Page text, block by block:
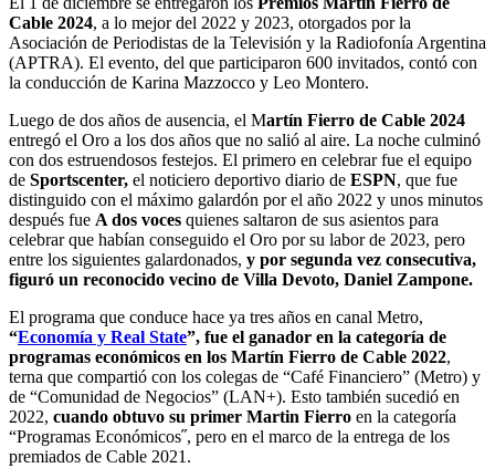
Cable 2024, a lo mejor del 2022 y 2023, otorgados por la
Asociación de Periodistas de la Televisión y la Radiofonía Argentina
(APTRA). El evento, del que participaron 600 invitados, contó con
la conducción de Karina Mazzocco y Leo Montero.
Luego de dos años de ausencia, el Martín Fierro de Cable 2024
entregó el Oro a los dos años que no salió al aire. La noche culminó
con dos estruendosos festejos. El primero en celebrar fue el equipo
de Sportscenter, el noticiero deportivo diario de ESPN, que fue
distinguido con el máximo galardón por el año 2022 y unos minutos
después fue A dos voces quienes saltaron de sus asientos para
celebrar que habían conseguido el Oro por su labor de 2023, pero
entre los siguientes galardonados, y por segunda vez consecutiva,
figuró un reconocido vecino de Villa Devoto, Daniel Zampone.
El programa que conduce hace ya tres años en canal Metro,
“Economía y Real State”, fue el ganador en la categoría de
programas económicos en los Martín Fierro de Cable 2022,
terna que compartió con los colegas de “Café Financiero” (Metro) y
de “Comunidad de Negocios” (LAN+). Esto también sucedió en
2022, cuando obtuvo su primer Martin Fierro en la categoría
“Programas Económicos˝, pero en el marco de la entrega de los
premiados de Cable 2021.